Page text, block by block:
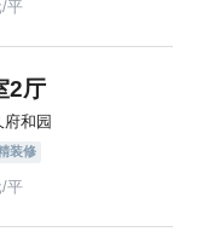
/平
2厅
府和园
装修
/平